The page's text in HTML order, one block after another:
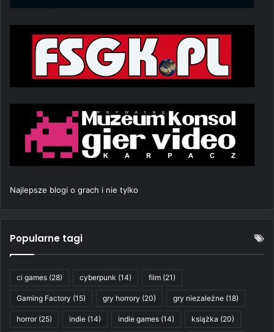
Najlepsze blogi o grach i nie tylko
Popularne tagi
ci games (28) cyberpunk (14) film (21)
Gaming Factory (15) gry horrory (20) gry niezależne (18)
horror(25) indie (14) indie games (14) książka (20)